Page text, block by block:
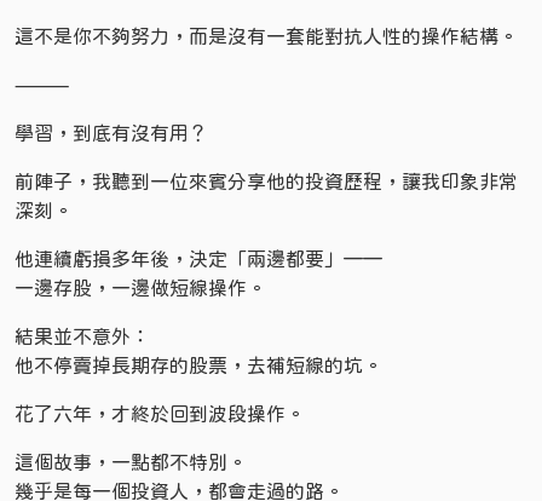
這不是你不夠努力，而是沒有一套能對抗人性的操作結構。
⸻
學習，到底有沒有用？
前陣子，我聽到一位來賓分享他的投資歷程，讓我印象非常
深刻。
他連續虧損多年後，決定「兩邊都要」——
一邊存股，一邊做短線操作。
結果並不意外：
他不停賣掉長期存的股票，去補短線的坑。
花了六年，才終於回到波段操作。
這個故事，一點都不特別。
幾乎是每一個投資人，都會走過的路。